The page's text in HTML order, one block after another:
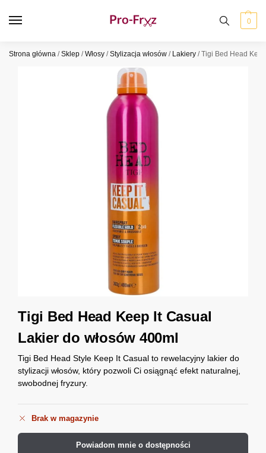
0
Strona główna /Sklep /Włosy /Stylizacja włosów / Lakiery /Tigi Bed Head
Tigi Bed Head Keep It Casual
Lakier do włosów 400ml
Tigi Bed Head Style Keep It Casual to rewelacyjny lakier do
stylizacji włosów, który pozwoli Ci osiągnąć efekt naturalnej,
swobodnej fryzury.
Brak w magazynie
Powiadom mnie o dostępności